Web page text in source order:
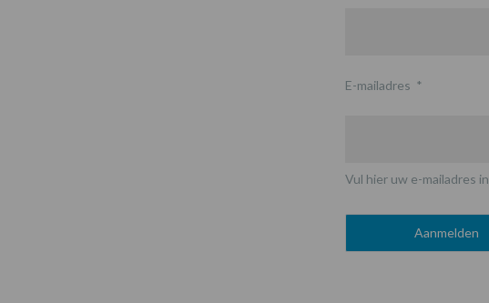
E-mailadres *
Vul hier uw e-mailadres in